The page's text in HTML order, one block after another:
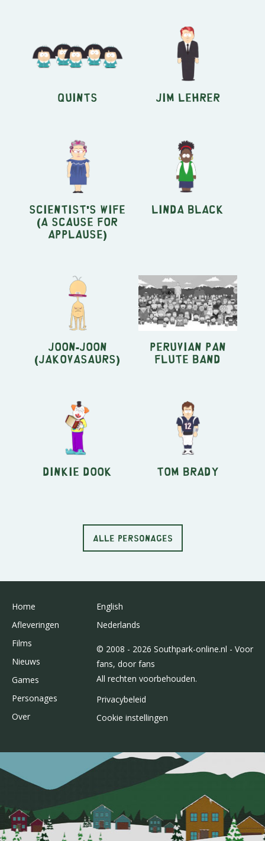
Quints Jim Lehrer
Scientist's Wife
(A Scause for
Applause)
Linda Black
Joon-Joon
(Jakovasaurs)
Peruvian pan
flute band
Dinkie Dook Tom Brady
ALLE PERSONAGES
Home
Afleveringen
Films
Nieuws
Games
Personages
Over
English
Nederlands
© 2008 - 2026 Southpark-online.nl - Voor
fans, door fans
All rechten voorbehouden.
Privacybeleid
Cookie instellingen